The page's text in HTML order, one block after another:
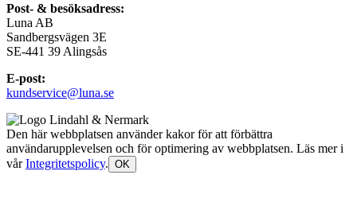
Post- & besöksadress:
Luna AB
Sandbergsvägen 3E
SE-441 39 Alingsås
E-post:
kundservice@luna.se
Den här webbplatsen använder kakor för att förbättra
användarupplevelsen och för optimering av webbplatsen. Läs mer i
vårIntegritetspolicy. OK